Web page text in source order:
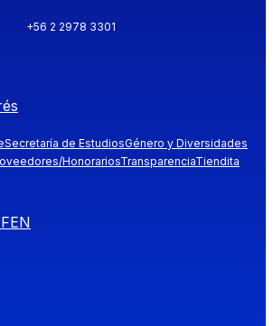
+56 2 2978 3301
Secretaría de EstudiosGénero y Diversidades
HonorariosTransparenciaTiendita